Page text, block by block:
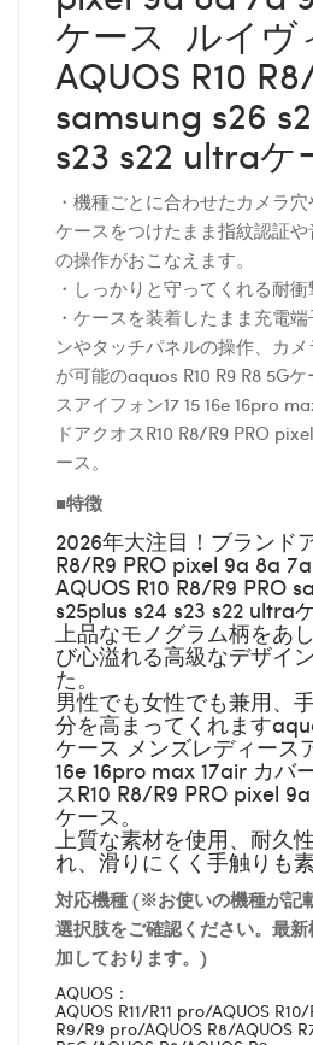
ケース ルイヴ
AQUOS R10
samsung s26
s23 s22 ultraケ
・機種ごとに合わせたカメラ穴
ケースをつけたまま指紋認証
の操作がおこなえます。
・しっかりと守ってくれる耐
・ケースを装着したまま充電
ンやタッチパネルの操作、カ
が可能のaquos R10 R9 R8 5G
スアイフォン17 15 16e 16pro
ドアクオスR10 R8/R9 PRO
ース。
■特徴
2026年大注目！ブランド
R8/R9 PRO pixel 9a 8a
AQUOS R10 R8/R9 PRO
s25plus s24 s23 s22 ultra
上品なモノグラム柄をあ
び心溢れる高級なデザイ
た。
男性でも女性でも兼用、
分を高まってくれます
ケース メンズレディース
16e 16pro max 17air カバ
スR10 R8/R9 PRO pixel
ケース。
上質な素材を使用、耐久
れ、滑りにくく手触りも
対応機種 (※お使いの機種が記
選択肢をご確認ください。最
加しております。)
AQUOS：
AQUOS R11/R11 pro/AQUOS
R9/R9 pro/AQUOS R8/AQUOS